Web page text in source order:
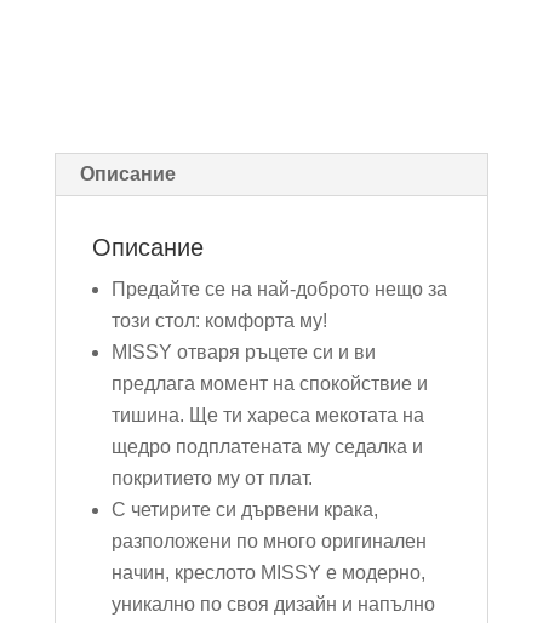
Описание
Описание
Предайте се на най-доброто нещо за
този стол: комфорта му!
MISSY отваря ръцете си и ви
предлага момент на спокойствие и
тишина. Ще ти хареса мекотата на
щедро подплатената му седалка и
покритието му от плат.
С четирите си дървени крака,
разположени по много оригинален
начин, креслото MISSY е модерно,
уникално по своя дизайн и напълно